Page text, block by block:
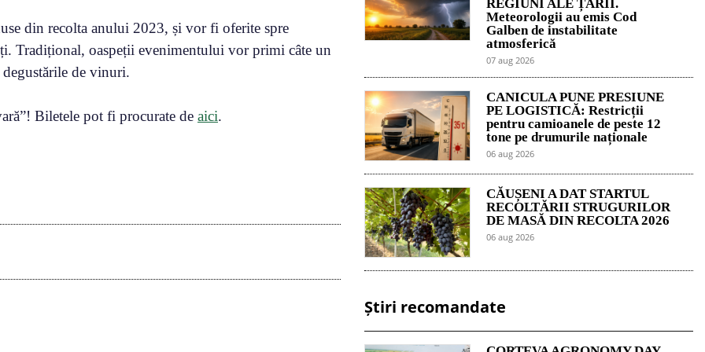
din recolta anului 2023, și vor fi oferite spre
Tradițional, oaspeții evenimentului vor primi câte un
de vinuri.
Biletele pot fi procurate de aici.
REGIUNI ALE ȚĂRII.
Meteorologii au emis Cod
Galben de instabilitate
atmosferică
07 aug 2026
CANICULA PUNE PRESIUNE
PE LOGISTICĂ: Restricții
pentru camioanele de peste 12
tone pe drumurile naționale
06 aug 2026
CĂUȘENI A DAT STARTUL
RECOLTĂRII STRUGURILOR
DE MASĂ DIN RECOLTA 2026
06 aug 2026
Știri recomandate